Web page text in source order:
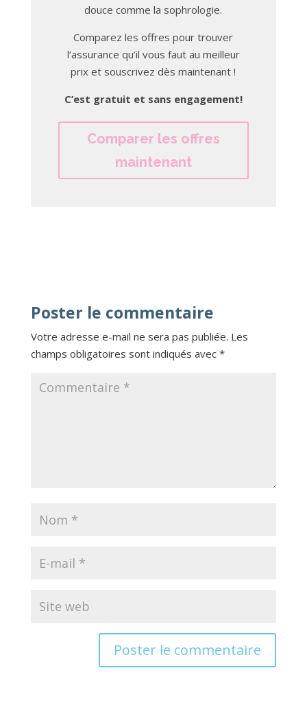
douce comme la sophrologie.
Comparez les offres pour trouver
l’assurance qu’il vous faut au meilleur
prix et souscrivez dès maintenant !
C’est gratuit et sans engagement!
Comparer les offres
maintenant
Poster le commentaire
Votre adresse e-mail ne sera pas publiée. Les
champs obligatoires sont indiqués avec *